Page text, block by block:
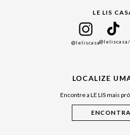
Cuidados Casa
LE LIS
@leliscasa@leliscasa
LOCALIZE
Encontre a LE LIS mais